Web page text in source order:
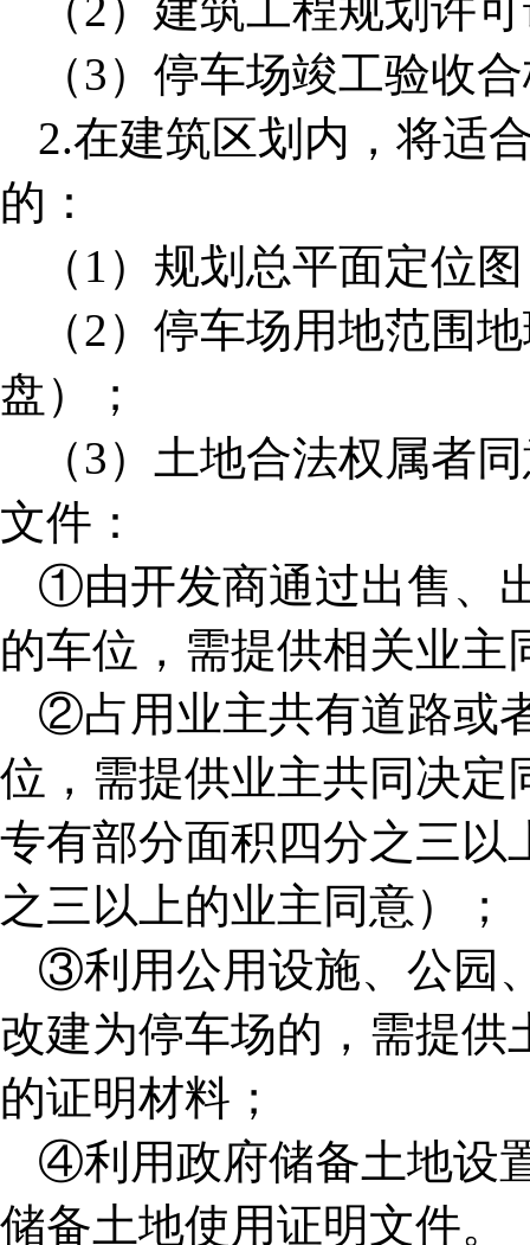
（3）停车场竣工验收
2.在建筑区划内，将适
的：
（1）规划总平面定位
（2）停车场用地范围
盘）；
（3）土地合法权属者
文件：
①由开发商通过出售、
的车位，需提供相关业主
②占用业主共有道路或
位，需提供业主共同决定
专有部分面积四分之三以
之三以上的业主同意）；
③利用公用设施、公园
改建为停车场的，需提供
的证明材料；
④利用政府储备土地设
储备土地使用证明文件。